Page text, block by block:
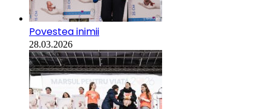
Povestea inimii
28.03.2026